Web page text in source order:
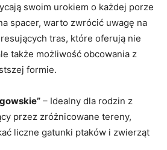
swoim urokiem o każdej porze
spacer, warto zwrócić uwagę na
tras, które oferują nie
także możliwość obcowania z
formie.
– Idealny dla rodzin z
przez zróżnicowane tereny,
liczne gatunki ptaków i zwierząt